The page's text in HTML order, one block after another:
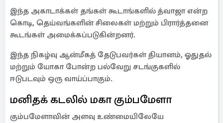
இந்த அகாடாக்கள் தங்கள் கூடாங்களில் த்வாஜா என்ற
கொடி, தெய்வங்களின் சிலைகள் மற்றும் பிரார்த்தனை
கூடங்கள் அமைக்கப்படுகின்றனர்.
இந்த நிகழ்வு ஆன்மீகத் தேடுபவர்கள் தியானம், ஓதுதல்
மற்றும் யோகா போன்ற பல்வேறு சடங்குகளில்
ஈடுபடவும் ஒரு வாய்ப்பாகும்.
மனிதக் கடலில் மகா கும்பமேளா
கும்பமேளாவின் அளவு உண்மையிலேயே